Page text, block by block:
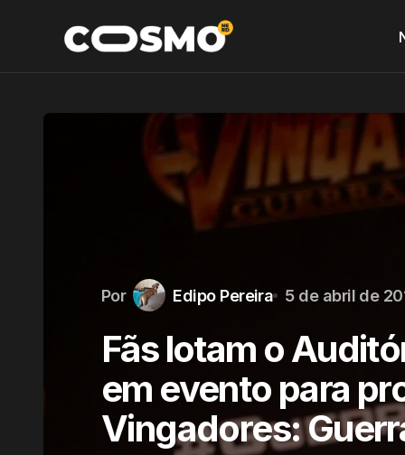
Por Edipo Pereira 5 de abril de
Fãs lotam o
em evento para
Vingadores: